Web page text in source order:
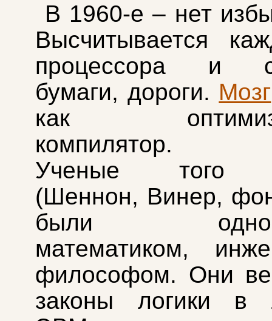
В 1960-е – нет
Высчитывается
процессора и
бумаги, дороги. Мозг
как
компилятор.
Ученые того
(Шеннон, Винер,
были
математиком,
философом. Они
законы логики в